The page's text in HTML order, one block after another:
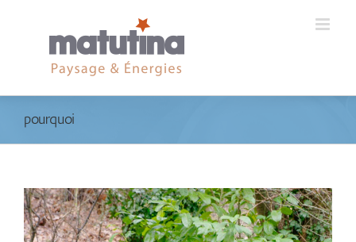
pourquoi